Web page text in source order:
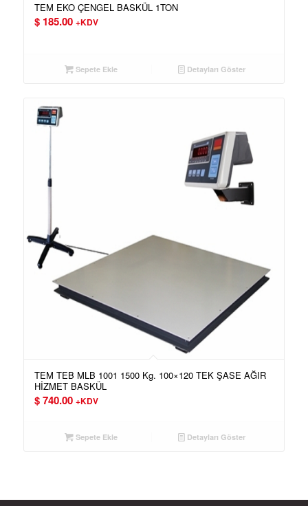
TEM EKO ÇENGEL BASKÜL 1TON
$185.00 +KDV
Sepete Ekle Detayları Göster
TEM TEB MLB 1001 1500 Kg. 100×120 TEK ŞASE AĞIR
HİZMET BASKÜL
$740.00 +KDV
Sepete Ekle Detayları Göster